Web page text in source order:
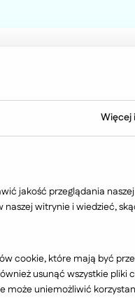
Więcej
jakość przeglądania
witrynie i wiedzieć,
cookie, które mają być
usunąć wszystkie pliki
uniemożliwić